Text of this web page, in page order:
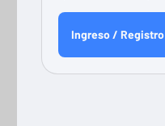
Ingreso / Registro